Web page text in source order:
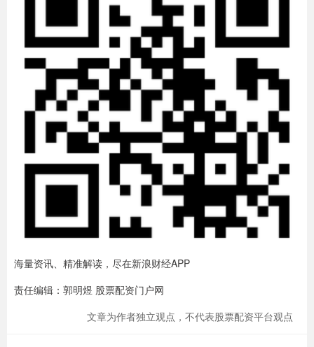
海量资讯、精准解读，尽在新浪财经APP
责任编辑：郭明煜 股票配资门户网
文章为作者独立观点，不代表股票配资平台观点